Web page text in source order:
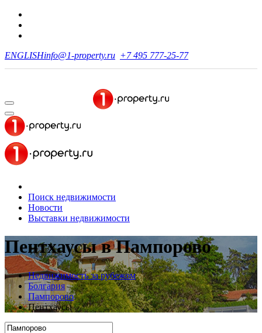
ENGLISHinfo@1-property.ru +7 495 777-25-77
Поиск недвижимости
Новости
Выставки недвижимости
Пентхаусыв Пампорово
Недвижимость за рубежом
Болгария
Пампорово
Пентхаусы